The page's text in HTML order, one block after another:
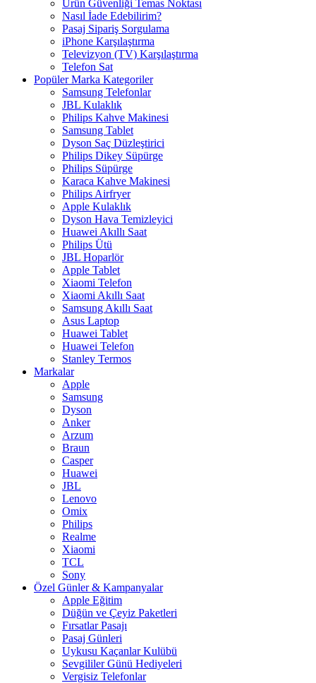
Ürün Güvenliği Temas Noktası
Nasıl İade Edebilirim?
Pasaj Sipariş Sorgulama
iPhone Karşılaştırma
Televizyon (TV) Karşılaştırma
Telefon Sat
Popüler Marka Kategoriler
Samsung Telefonlar
JBL Kulaklık
Philips Kahve Makinesi
Samsung Tablet
Dyson Saç Düzleştirici
Philips Dikey Süpürge
Philips Süpürge
Karaca Kahve Makinesi
Philips Airfryer
Apple Kulaklık
Dyson Hava Temizleyici
Huawei Akıllı Saat
Philips Ütü
JBL Hoparlör
Apple Tablet
Xiaomi Telefon
Xiaomi Akıllı Saat
Samsung Akıllı Saat
Asus Laptop
Huawei Tablet
Huawei Telefon
Stanley Termos
Markalar
Apple
Samsung
Dyson
Anker
Arzum
Braun
Casper
Huawei
JBL
Lenovo
Omix
Philips
Realme
Xiaomi
TCL
Sony
Özel Günler & Kampanyalar
Apple Eğitim
Düğün ve Çeyiz Paketleri
Fırsatlar Pasajı
Pasaj Günleri
Uykusu Kaçanlar Kulübü
Sevgililer Günü Hediyeleri
Vergisiz Telefonlar